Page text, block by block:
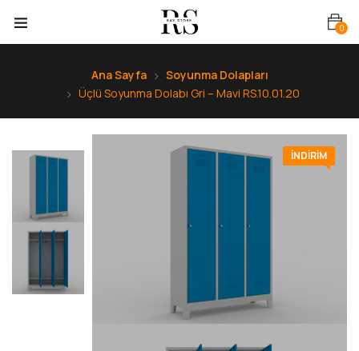
0
Ana Sayfa
Soyunma Dolapları
Üçlü Soyunma Dolabı Gri – Mavi RS.10.01.20
INDIRIM